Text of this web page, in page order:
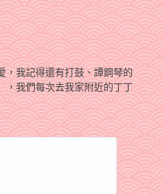
，我記得還有打鼓、譚鋼琴的
，我們每次去我家附近的丁丁